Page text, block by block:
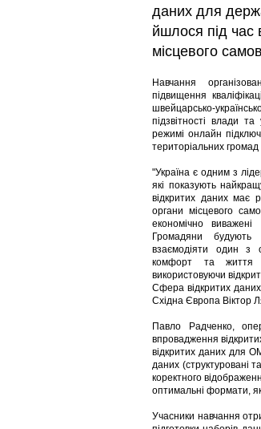
даних для
йшлося під час
місцевого
Навчання
підвищення
швейцарсько-
підзвітності влади
режимі онлайн
територіальних громад
"Україна є одним з
які показують
відкритих даних має
органи місцевого
економічно
Громадяни будують
взаємодіяти один з
комфорт та життя
використовуючи
Сфера відкритих
Східна Європа Віктор
Павло Радченко,
впровадження
відкритих даних для
даних (структуровані
коректного
оптимальні формати,
Учасники навчання